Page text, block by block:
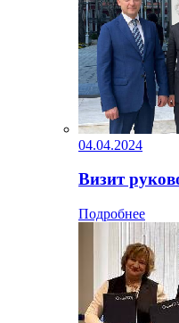
04.04.2024
Визит
Подробнее